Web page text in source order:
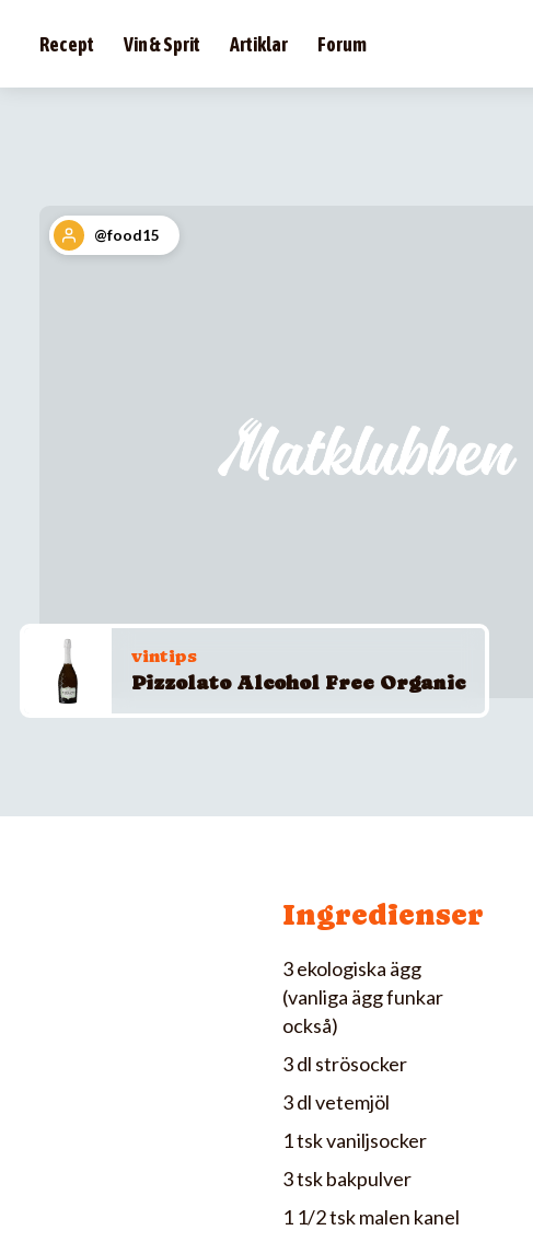
Recept Vin & Sprit Artiklar Forum
@food15
vintips
Pizzolato Alcohol Free Organic
Ingredienser
3 ekologiska ägg
(vanliga ägg funkar
också)
3 dl strösocker
3 dl vetemjöl
1 tsk vaniljsocker
3 tsk bakpulver
1 1/2 tsk malen kanel